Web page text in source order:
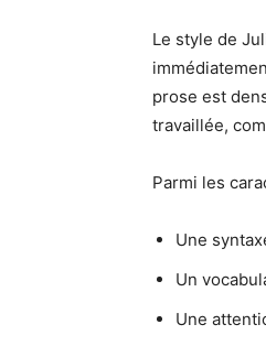
Le style de
prose est
travaillée,
Parmi les
Une
Un
Une